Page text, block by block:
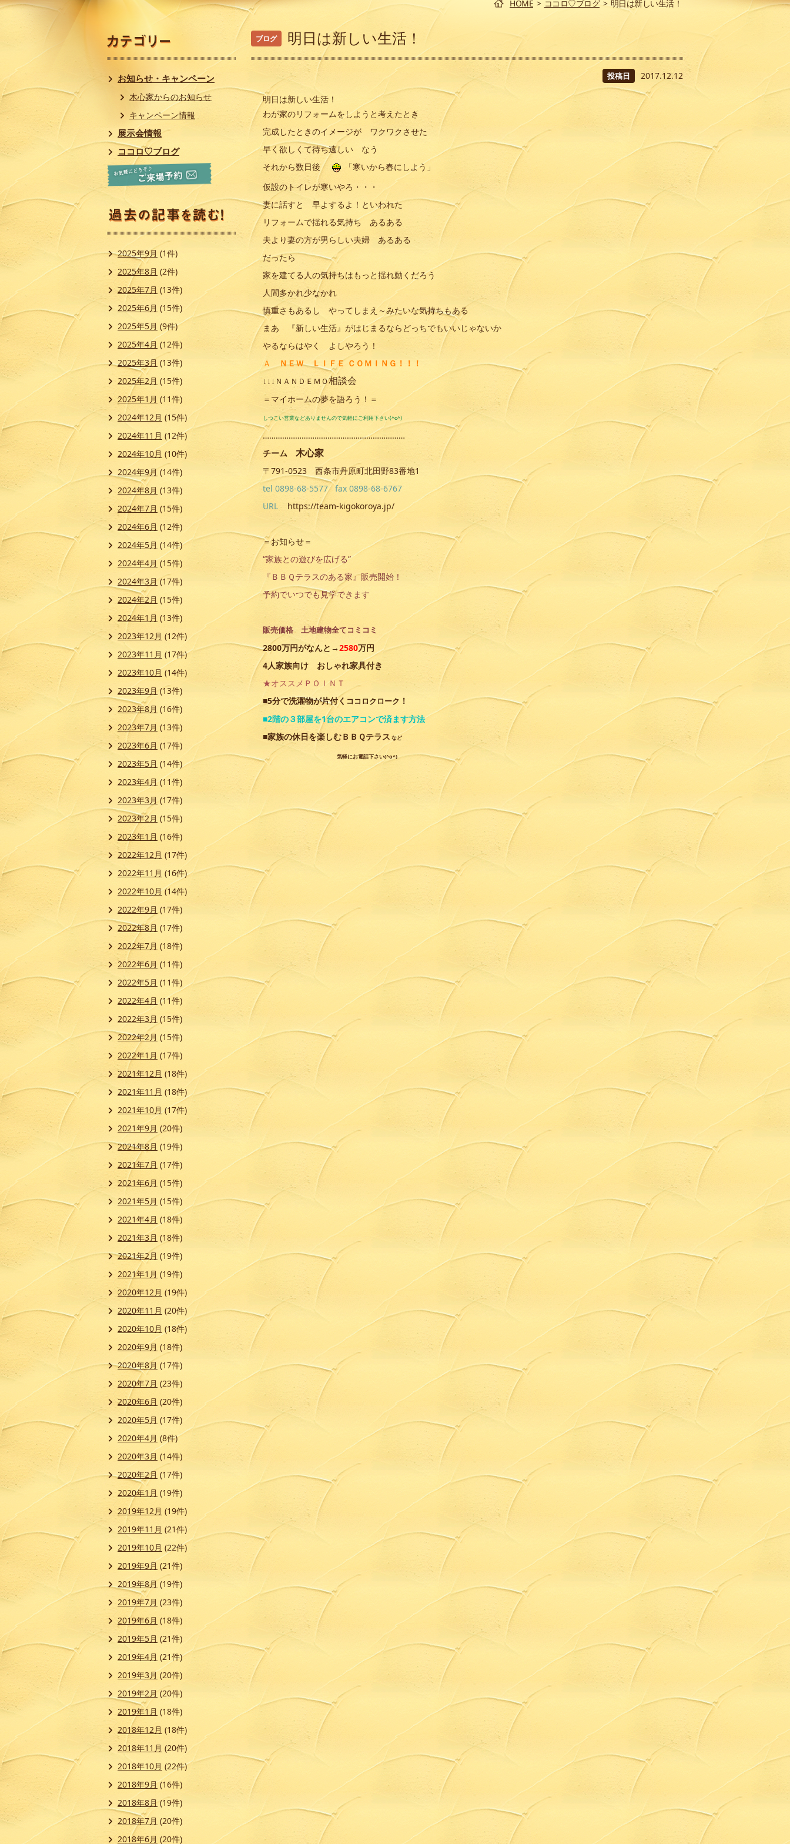
HOME > ココロ♡ブログ > 明日は新しい生活！
ブログ 明日は新しい生活！
投稿日 2017.12.12
明日は新しい生活！
わが家のリフォームをしようと考えたとき
完成したときのイメージが ワクワクさせた
早く欲しくて待ち遠しい なう
それから数日後
「寒いから春にしよう」
仮設のトイレが寒いやろ・・・
妻に話すと 早よするよ！といわれた
リフォームで揺れる気持ち あるある
夫より妻の方が男らしい夫婦 あるある
だったら
家を建てる人の気持ちはもっと揺れ動くだろう
人間多かれ少なかれ
慎重さもあるし やってしまえ～みたいな気持ちもある
まあ 『新しい生活』がはじまるならどっちでもいいじゃないか
やるならはやく よしやろう！
Ａ ＮＥＷ ＬＩＦＥ ＣＯＭＩＮＧ！！！
↓↓↓ ＮＡＮＤＥＭＯ相談会
＝マイホームの夢を語ろう！＝
しつこい営業などありませんので気軽にご利用下さい(^o^)
…………………………………………………………
チーム 木心家
〒791-0523 西条市丹原町北田野83番地1
tel 0898-68-5577 fax 0898-68-6767
URL https://team-kigokoroya.jp/
＝お知らせ＝
“家族との遊びを広げる”
『ＢＢＱテラスのある家』販売開始！
予約でいつでも見学できます
販売価格 土地建物全てコミコミ
2800万円がなんと→2580万円
4人家族向け おしゃれ家具付き
★オススメＰＯＩＮＴ
■5分で洗濯物が片付く ココロクローク ！
■2階の３部屋を1台のエアコンで済ます方法
■家族の休日を楽しむＢＢＱテラス など
気軽にお電話下さい(^o^)
カテゴリー
お知らせ・キャンペーン
木心家からのお知らせ
キャンペーン情報
展示会情報
ココロ♡ブログ
過去の記事を読む
2025年9月 (1件)
2025年8月 (2件)
2025年7月 (13件)
2025年6月 (15件)
2025年5月 (9件)
2025年4月 (12件)
2025年3月 (13件)
2025年2月 (15件)
2025年1月 (11件)
2024年12月 (15件)
2024年11月 (12件)
2024年10月 (10件)
2024年9月 (14件)
2024年8月 (13件)
2024年7月 (15件)
2024年6月 (12件)
2024年5月 (14件)
2024年4月(15件)
2024年3月 (17件)
2024年2月 (15件)
2024年1月 (13件)
2023年12月 (12件)
2023年11月 (17件)
2023年10月 (14件)
2023年9月 (13件)
2023年8月 (16件)
2023年7月 (13件)
2023年6月 (17件)
2023年5月 (14件)
2023年4月(11件)
2023年3月 (17件)
2023年2月 (15件)
2023年1月 (16件)
2022年12月 (17件)
2022年11月 (16件)
2022年10月(14件)
2022年9月 (17件)
2022年8月 (17件)
2022年7月 (18件)
2022年6月 (11件)
2022年5月 (11件)
2022年4月 (11件)
2022年3月 (15件)
2022年2月 (15件)
2022年1月 (17件)
2021年12月 (18件)
2021年11月 (18件)
2021年10月(17件)
2021年9月 (20件)
2021年8月 (19件)
2021年7月 (17件)
2021年6月 (15件)
2021年5月 (15件)
2021年4月 (18件)
2021年3月 (18件)
2021年2月 (19件)
2021年1月 (19件)
2020年12月 (19件)
2020年11月 (20件)
2020年10月 (18件)
2020年9月 (18件)
2020年8月 (17件)
2020年7月 (23件)
2020年6月 (20件)
2020年5月 (17件)
2020年4月 (8件)
2020年3月 (14件)
2020年2月 (17件)
2020年1月 (19件)
2019年12月 (19件)
2019年11月 (21件)
2019年10月 (22件)
2019年9月 (21件)
2019年8月 (19件)
2019年7月 (23件)
2019年6月 (18件)
2019年5月 (21件)
2019年4月 (21件)
2019年3月 (20件)
2019年2月 (20件)
2019年1月 (18件)
2018年12月 (18件)
2018年11月 (20件)
2018年10月 (22件)
2018年9月(16件)
2018年8月 (19件)
2018年7月 (20件)
2018年6月 (20件)